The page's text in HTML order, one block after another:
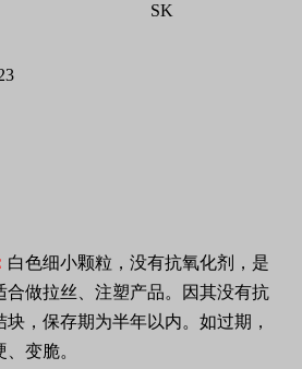
SK
白色细小颗粒，没有抗氧化剂，是
合做拉丝、注塑产品。因其没有抗
，保存期为半年以内。如过期，
变脆。